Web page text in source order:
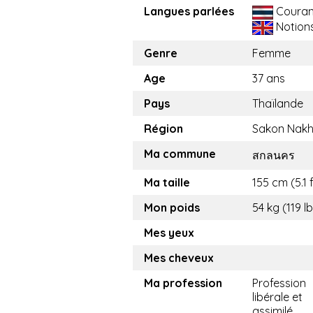
Langues parlées
Genre
Femme
Age
37 ans
Pays
Thaïlande
Région
Sakon
Ma commune
สกลนคร
Ma taille
155 cm (5.1
Mon poids
54 kg (119
Mes yeux
Mes cheveux
Ma profession
Profession
libérale et